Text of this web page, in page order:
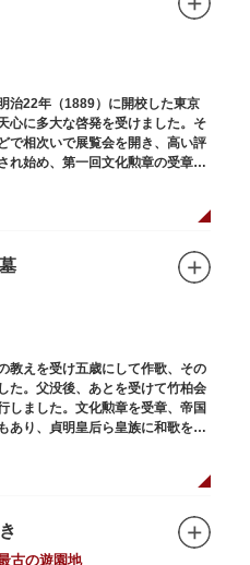
治22年（1889）に開校した東京
心に多大な啓発を受けました。そ
で相次いで展覧会を開き、高い評
れ始め、第一回文化勲章の受章者
。
教えを受け五歳にして作歌、その
た。父没後、あとを受けて竹柏会
しました。文化勲章を受章、帝国
あり、貞明皇后ら皇族に和歌を指
す。
古の遊園地